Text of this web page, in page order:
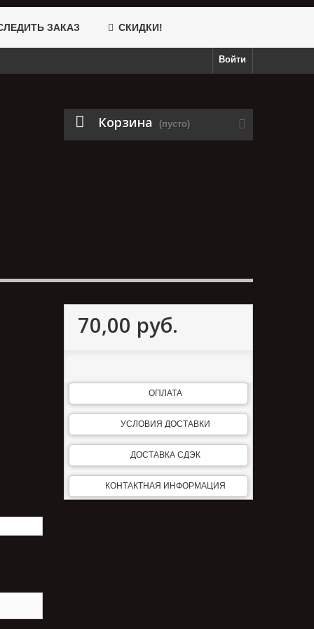
ЗАКАЗ СКИДКИ!
Войти
Корзина (пусто)
70,00 руб.
ОПЛАТА
УСЛОВИЯ ДОСТАВКИ
ДОСТАВКА СДЭК
КОНТАКТНАЯ ИНФОРМАЦИЯ